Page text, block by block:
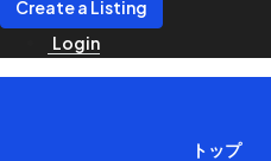
Create a Listing
Login
トップ